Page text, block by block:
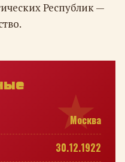
Республик —
Москва
30.12.1922